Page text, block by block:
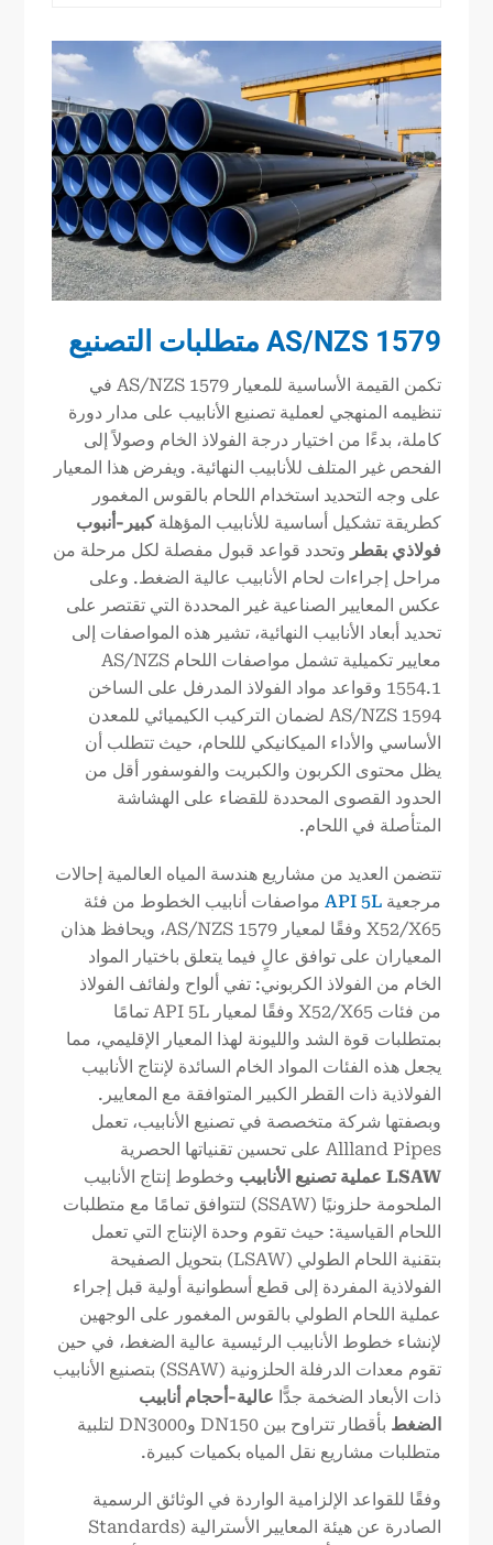
AS/NZS 1579 متطلبات التصنيع
تكمن القيمة الأساسية للمعيار AS/NZS 1579 في
تنظيمه المنهجي لعملية تصنيع الأنابيب على مدار دورة
كاملة، بدءًا من اختيار درجة الفولاذ الخام وصولاً إلى
الفحص غير المتلف للأنابيب النهائية. ويفرض هذا المعيار
على وجه التحديد استخدام اللحام بالقوس المغمور
كطريقة تشكيل أساسية للأنابيب المؤهلةكبير -أنبوب
فولاذي بقطر وتحدد قواعد قبول مفصلة لكل مرحلة من
مراحل إجراءات لحام الأنابيب عالية الضغط. وعلى
عكس المعايير الصناعية غير المحددة التي تقتصر على
تحديد أبعاد الأنابيب النهائية، تشير هذه المواصفات إلى
معايير تكميلية تشمل مواصفات اللحام AS/NZS
1554.1 وقواعد مواد الفولاذ المدرفل على الساخن
AS/NZS 1594 لضمان التركيب الكيميائي للمعدن
الأساسي والأداء الميكانيكي لللحام، حيث تتطلب أن
يظل محتوى الكربون والكبريت والفوسفور أقل من
الحدود القصوى المحددة للقضاء على الهشاشة
المتأصلة في اللحام.
تتضمن العديد من مشاريع هندسة المياه العالمية إحالات
مرجعيةAPI 5L مواصفات أنابيب الخطوط من فئة
X52/X65 وفقًا لمعيار AS/NZS 1579، ويحافظ هذان
المعياران على توافق عالٍ فيما يتعلق باختيار المواد
الخام من الفولاذ الكربوني: تفي ألواح ولفائف الفولاذ
من فئات X52/X65 وفقًا لمعيار API 5L تمامًا
بمتطلبات قوة الشد والليونة لهذا المعيار الإقليمي، مما
يجعل هذه الفئات المواد الخام السائدة لإنتاج الأنابيب
الفولاذية ذات القطر الكبير المتوافقة مع المعايير.
وبصفتها شركة متخصصة في تصنيع الأنابيب، تعمل
Allland Pipes على تحسين تقنياتها الحصرية
LSAW عملية تصنيع الأنابيب وخطوط إنتاج الأنابيب
الملحومة حلزونيًا (SSAW) لتتوافق تمامًا مع متطلبات
اللحام القياسية: حيث تقوم وحدة الإنتاج التي تعمل
بتقنية اللحام الطولي (LSAW) بتحويل الصفيحة
الفولاذية المفردة إلى قطع أسطوانية أولية قبل إجراء
عملية اللحام الطولي بالقوس المغمور على الوجهين
لإنشاء خطوط الأنابيب الرئيسية عالية الضغط، في حين
تقوم معدات الدرفلة الحلزونية (SSAW) بتصنيع الأنابيب
ذات الأبعاد الضخمة جدًّا عالية-أحجام أنابيب
الضغط
بأقطار تتراوح بين DN150 وDN3000 لتلبية
متطلبات مشاريع نقل المياه بكميات كبيرة.
وفقًا للقواعد الإلزامية الواردة في الوثائق الرسمية
الصادرة عن هيئة المعايير الأسترالية (Standards